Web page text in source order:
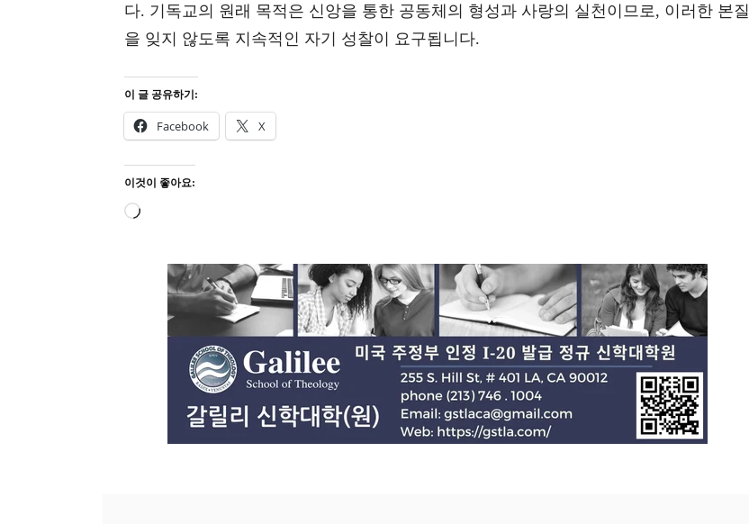
다. 기독교의 원래 목적은 신앙을 통한 공동체의 형성과 사랑의 실천이므로, 이러한 본질
을 잊지 않도록 지속적인 자기 성찰이 요구됩니다.
이 글 공유하기:
Facebook X
이것이 좋아요:
로
중...